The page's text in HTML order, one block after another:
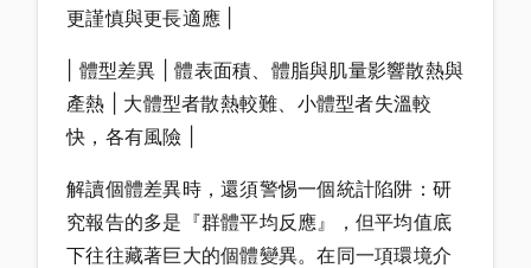
更謹慎與更長適應 |
| 體型差異 | 體表面積、體脂與肌量影響散熱與
產熱 | 大體型者散熱較難、小體型者失溫較
快，各有風險 |
解讀個體差異時，還須警惕一個統計陷阱：研
究報告的多是『群體平均反應』，但平均值底
下往往藏著巨大的個體變異。在同一項環境介